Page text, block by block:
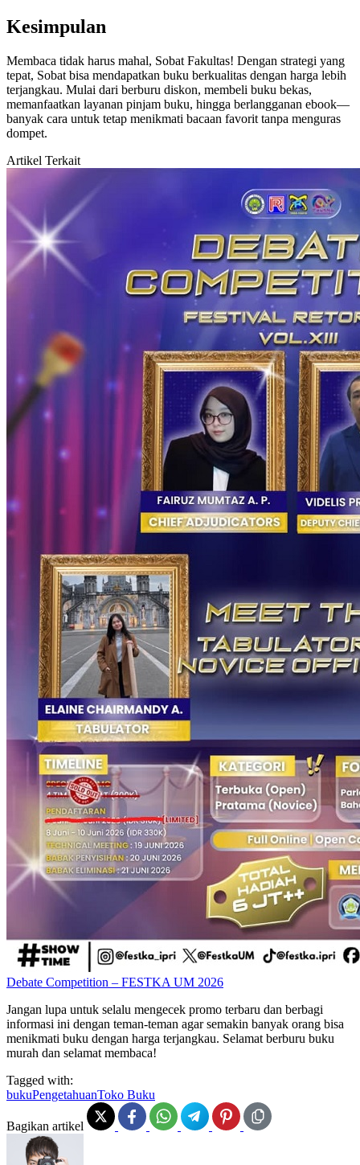
Kesimpulan
Membaca tidak harus mahal, Sobat Fakultas! Dengan strategi yang
tepat, Sobat bisa mendapatkan buku berkualitas dengan harga lebih
terjangkau. Mulai dari berburu diskon, membeli buku bekas,
memanfaatkan layanan pinjam buku, hingga berlangganan ebook—
banyak cara untuk tetap menikmati bacaan favorit tanpa menguras
dompet.
Artikel Terkait
Debate Competition – FESTKA UM 2026
Jangan lupa untuk selalu mengecek promo terbaru dan berbagi
informasi ini dengan teman-teman agar semakin banyak orang bisa
menikmati buku dengan harga terjangkau. Selamat berburu buku
murah dan selamat membaca!
Tagged with:
bukuPengetahuanToko Buku
Bagikan artikel